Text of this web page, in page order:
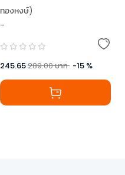
ทองหงษ์)
-
245.65289.00บาท -15 %